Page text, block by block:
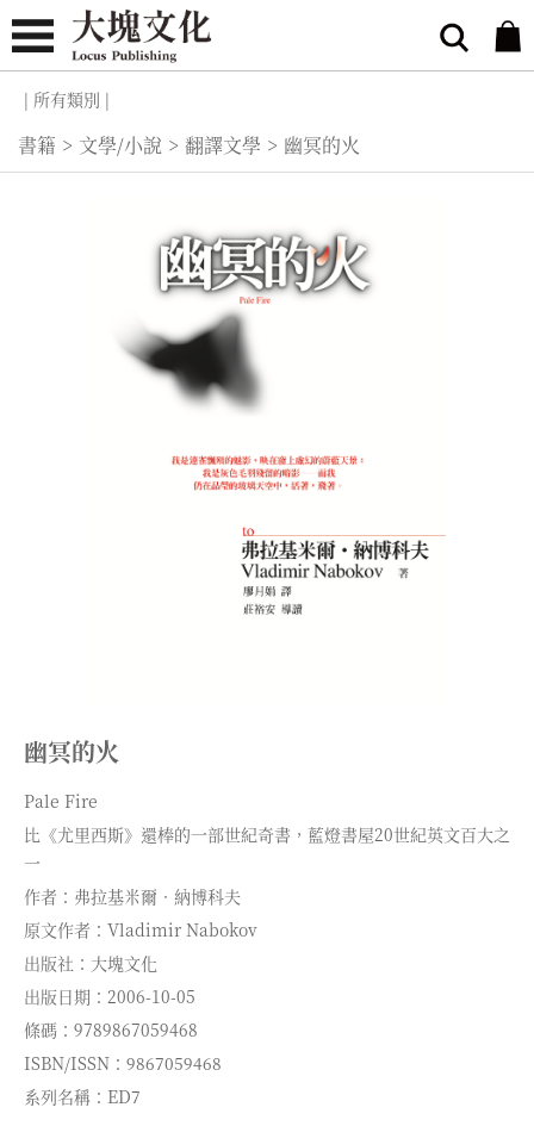
| 所有類別 |
書籍 > 文學/小說 > 翻譯文學 > 幽冥的火
幽冥的火
Pale Fire
比《尤里西斯》還棒的一部世紀奇書，藍燈書屋20世紀英文百大之
一
作者：弗拉基米爾．納博科夫
原文作者：Vladimir Nabokov
出版社：大塊文化
出版日期：2006-10-05
條碼：9789867059468
ISBN/ISSN：9867059468
系列名稱：ED7